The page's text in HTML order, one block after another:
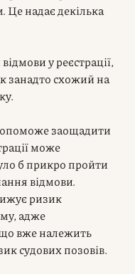
надає декілька
у реєстрації,
занадто схожий на
заощадити
може
б прикро пройти
відмови.
ризик
адже
вже належить
судових позовів.